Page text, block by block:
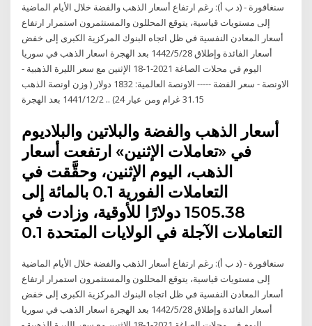
سنغافورة - (د ب أ): رغم ارتفاع أسعار الذهب والفضة خلال الأيام الماضية
إلى مستويات قياسية، يتوقع المحللون والمستثمرون استمرار ارتفاع
أسعار المعادن النفسية في ظل اتجاه البنوك المركزية الكبرى إلى خفض
أسعار الفائدة وإطلاق 28‏‏/5‏‏/1442 بعد الهجرة اسعار الذهب في سوريا
اليوم في محلات الصاغة 2021-1-18 الإثنين مع سعر الليرة الذهبية -
الاونصة - سعر الفضة ----- الاونصة العالمية: 1832 دولار ( وزن اونصة الذهب
31.15 غرام ومن عيار 24) .. 2‏‏/12‏‏/1441 بعد الهجرة
أسعار الذهب والفضة والبلاتين والبلاديوم
في «تعاملات الإثنين» ارتفعت أسعار
الذهب، اليوم الإثنين، وحقَّقت في
التعاملات الفورية 0.1 بالمائة إلى
1505.38 دولارًا للأوقية، وزادت في
التعاملات الآجلة في الولايات المتحدة 0.1
سنغافورة - (د ب أ): رغم ارتفاع أسعار الذهب والفضة خلال الأيام الماضية
إلى مستويات قياسية، يتوقع المحللون والمستثمرون استمرار ارتفاع
أسعار المعادن النفسية في ظل اتجاه البنوك المركزية الكبرى إلى خفض
أسعار الفائدة وإطلاق 28‏‏/5‏‏/1442 بعد الهجرة اسعار الذهب في سوريا